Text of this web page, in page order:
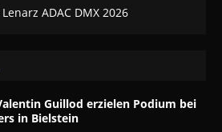
Guillod erzielen Podium bei
in Bielstein